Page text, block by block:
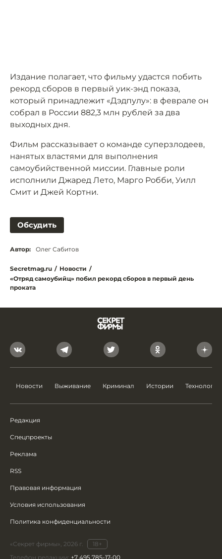
Издание полагает, что фильму удастся побить
рекорд сборов в первый уик-энд показа,
который принадлежит «Дэдпулу»: в феврале он
собрал в России 882,3 млн рублей за два
выходных дня.
Фильм рассказывает о команде суперзлодеев,
нанятых властями для выполнения
самоубийственной миссии. Главные роли
исполнили Джаред Лето, Марго Робби, Уилл
Смит и Джей Кортни.
Обсудить
Автор: Олег Сабитов
Secretmag.ru / Новости /
«Отряд самоубийц» побил рекорд сборов в первый день
проката
Новости Выживание Криминал Истории Технологии
Редакция
Спецпроекты
Реклама
RSS
Правовая информация
Условия использования
Политика конфиденциальности
«Секрет фирмы», 2026 г.
18+
Телефон редакции: +7 495 785-17-00